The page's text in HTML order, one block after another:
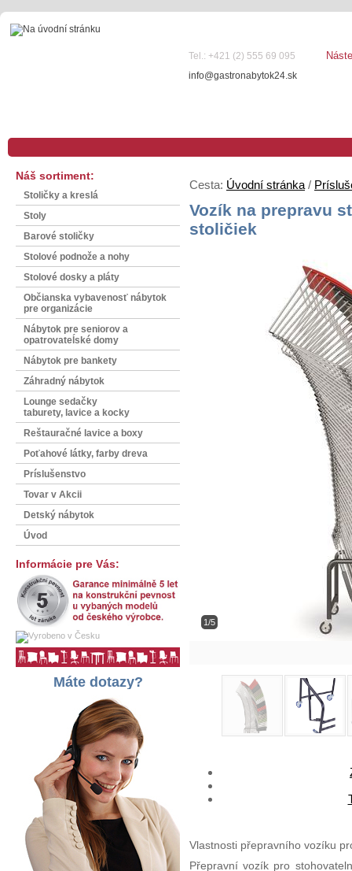
Tel.: +421 (2) 555 69 095
info@gastronabytok24.sk
Náš sortiment:
Stoličky a kreslá
Stoly
Barové stoličky
Stolové podnože a nohy
Stolové dosky a pláty
Občianska vybavenosť nábytok
pre organizácie
Nábytok pre seniorov a
opatrovateĺské domy
Nábytok pre bankety
Záhradný nábytok
Lounge sedačky
taburety, lavice a kocky
Reštauračné lavice a boxy
Poťahové látky, farby dreva
Príslušenstvo
Tovar v Akcii
Detský nábytok
Úvod
Informácie pre Vás:
Máte dotazy?
Cesta: Úvodní stránka /
Vozík na prepravu
stoličiek
1/5
Vlastnosti přepravního vozíku
Přepravní vozík pro